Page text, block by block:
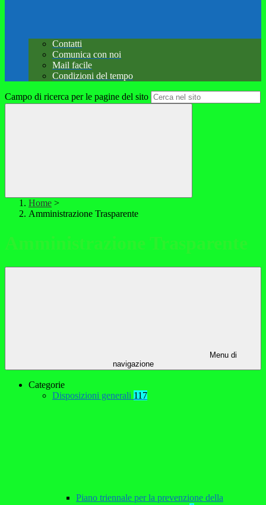
Contatti
Comunica con noi
Mail facile
Condizioni del tempo
Campo di ricerca per le pagine del sito
Home >
Amministrazione Trasparente
Amministrazione Trasparente
Menu di
navigazione
Categorie
Disposizioni generali 117
Piano triennale per la prevenzione della